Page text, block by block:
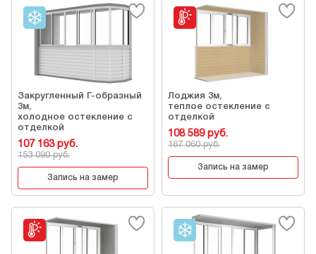
Закругленный Г-образный
3м,
холодное остекление с
отделкой
107 163 руб.
153 090 руб.
Запись на замер
Лоджия 3м,
теплое остекление с
отделкой
108 589 руб.
167 060 руб.
Запись на замер